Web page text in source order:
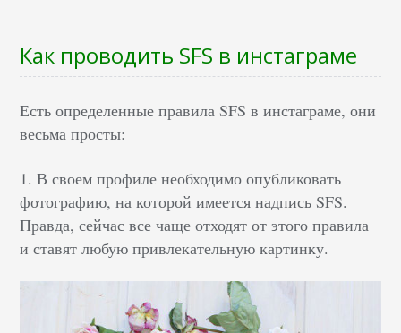
Как проводить SFS в инстаграме
Есть определенные правила SFS в инстаграме, они
весьма просты:
1. В своем профиле необходимо опубликовать
фотографию, на которой имеется надпись SFS.
Правда, сейчас все чаще отходят от этого правила
и ставят любую привлекательную картинку.